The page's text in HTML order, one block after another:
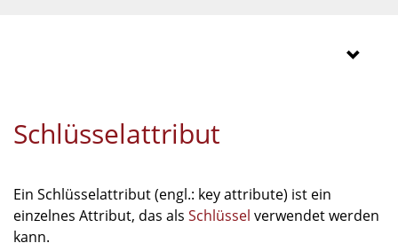
Schlüsselattribut
Ein Schlüsselattribut (engl.: key attribute) ist ein
einzelnes Attribut, das als Schlüssel verwendet werden
kann.